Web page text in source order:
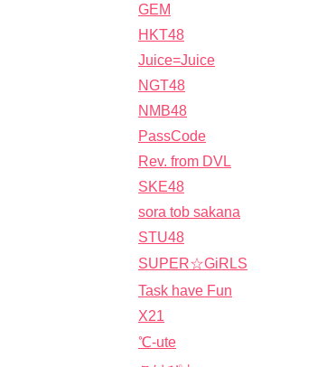
GEM
HKT48
Juice=Juice
NGT48
NMB48
PassCode
Rev. from DVL
SKE48
sora tob sakana
STU48
SUPER☆GiRLS
Task have Fun
X21
℃-ute